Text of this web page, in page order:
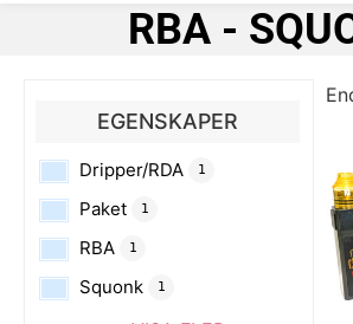
RBA -
EGENSKAPER
Dripper/RDA 1
Paket 1
RBA 1
Squonk 1